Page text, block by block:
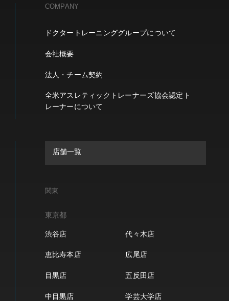
COMPANY
ドクタートレーニンググループについて
会社概要
法人・チーム契約
全米アスレティックトレーナーズ協会認定ト
レーナーについて
店舗一覧
関東
東京都
渋谷店 代々木店
恵比寿本店 広尾店
目黒店 五反田店
中目黒店 学芸大学店